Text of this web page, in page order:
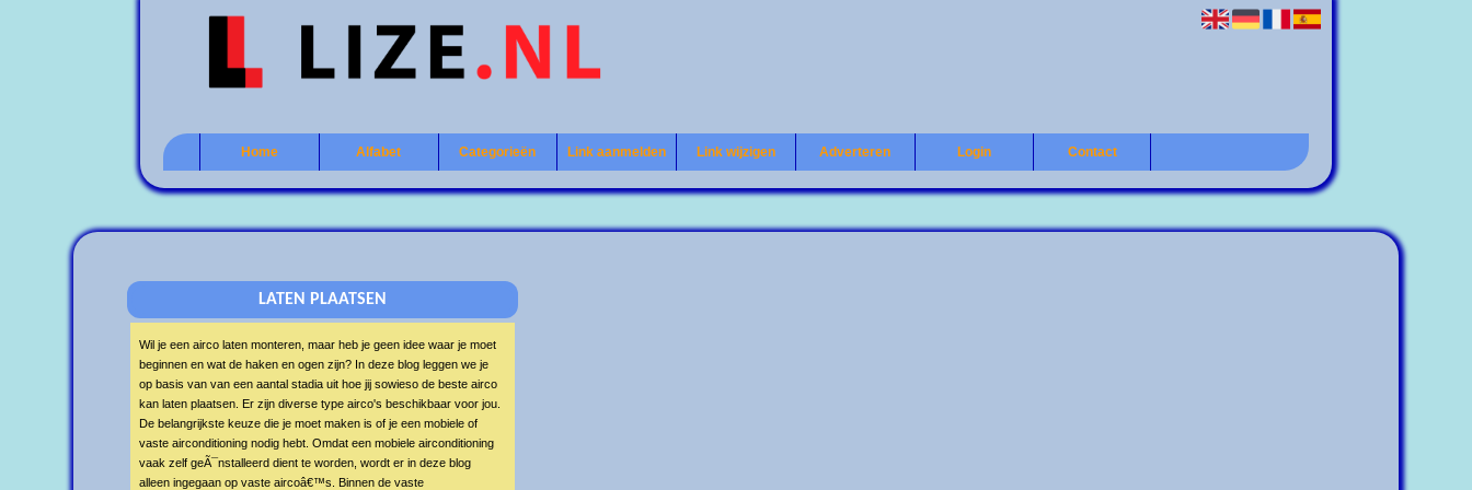
Home Alfabet Categorieën Link aanmelden Link wijzigen Adverteren Login Contact
LATEN PLAATSEN
Wil je een airco laten monteren, maar heb je geen idee waar je moet
beginnen en wat de haken en ogen zijn? In deze blog leggen we je
op basis van van een aantal stadia uit hoe jij sowieso de beste airco
kan laten plaatsen. Er zijn diverse type airco's beschikbaar voor jou.
De belangrijkste keuze die je moet maken is of je een mobiele of
vaste airconditioning nodig hebt. Omdat een mobiele airconditioning
vaak zelf geÃ¯nstalleerd dient te worden, wordt er in deze blog
alleen ingegaan op vaste aircoâ€™s. Binnen de vaste